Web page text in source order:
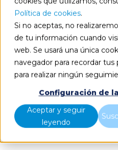
Política de cookies.
Si no aceptas, no
de tu información cuando
web. Se usará una única
navegador para recordar tus
para realizar ningún
Configuración de
Aceptar y seguir
leyendo
Las 10 tendencias
según Gartner